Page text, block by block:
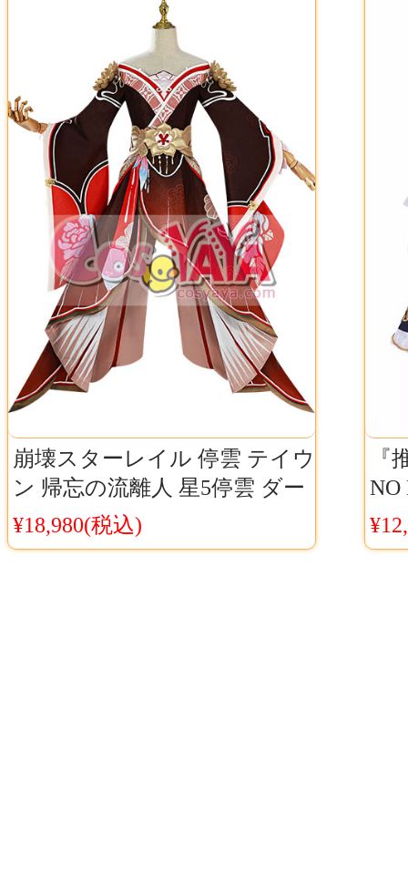
崩壊スターレイル 停雲 テイウ
ン 帰忘の流離人 星5停雲 ダー
クバージョン コスプレ衣装
Cosyaya通販 送料無料
¥18,980(税込)
『
NO
ス
レ